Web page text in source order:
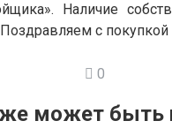
Наличие
с покупкой
0
может быть